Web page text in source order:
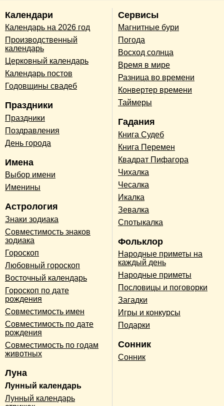
Календари
Календарь на 2026 год
Производственный
календарь
Церковный календарь
Календарь постов
Годовщины свадеб
Праздники
Праздники
Поздравления
День города
Имена
Выбор имени
Именины
Астрология
Знаки зодиака
Совместимость знаков
зодиака
Гороскоп
Любовный гороскоп
Восточный календарь
Гороскоп по дате
рождения
Совместимость имен
Совместимость по дате
рождения
Совместимость по годам
животных
Луна
Лунный календарь
Лунный календарь
Сервисы
Магнитные бури
Погода
Восход солнца
Время в мире
Разница во времени
Конвертер времени
Таймеры
Гадания
Книга Судеб
Книга Перемен
Квадрат Пифагора
Чихалка
Чесалка
Икалка
Зевалка
Спотыкалка
Фольклор
Народные приметы на
каждый день
Народные приметы
Пословицы и поговорки
Загадки
Игры и конкурсы
Подарки
Сонник
Сонник